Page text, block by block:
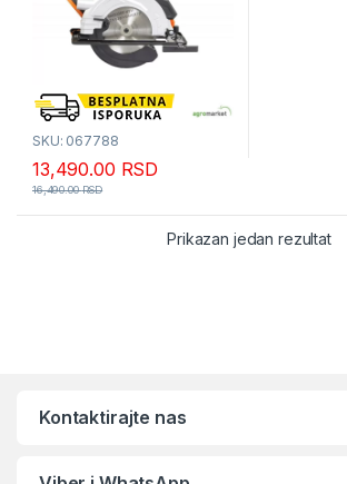
SKU: 067788
13,490.00 RSD
16,490.00RSD
Prikazan jedan rezultat
Kontaktirajte nas